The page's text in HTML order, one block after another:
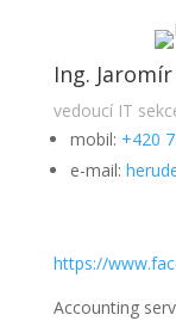
Ing.
vedoucí IT
mobil: +420
e-mail:
https://
Accounting